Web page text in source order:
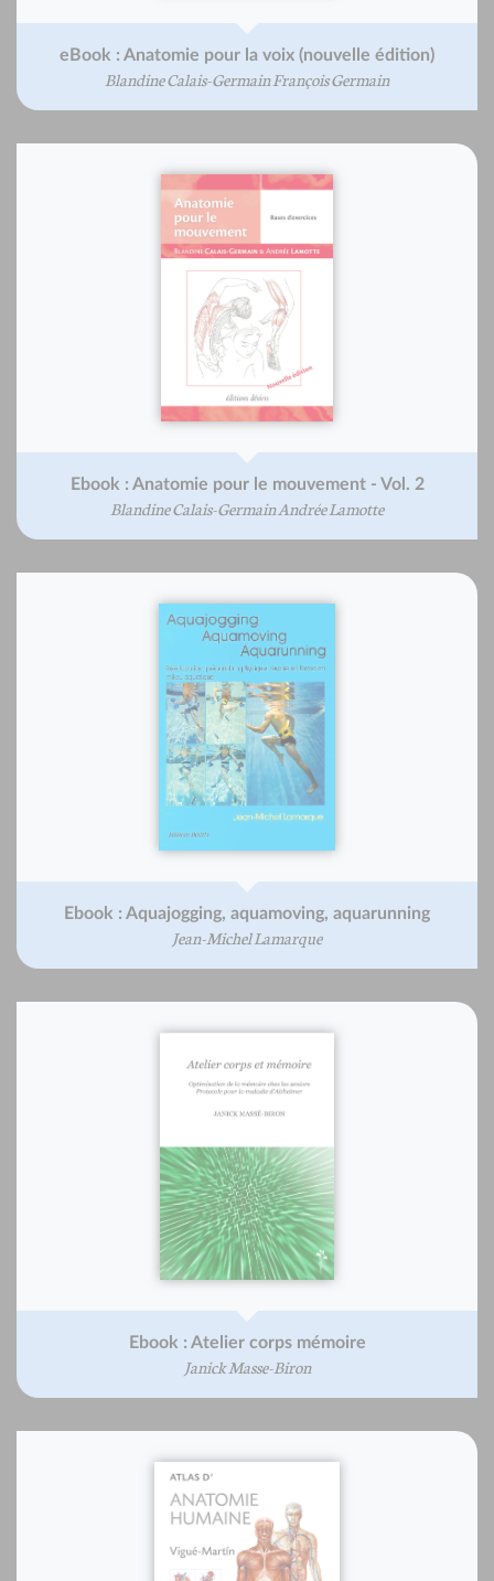
eBook : Anatomie pour la voix (nouvelle édition)
Blandine Calais-Germain François Germain
Ebook : Anatomie pour le mouvement - Vol. 2
Blandine Calais-Germain Andrée Lamotte
Ebook : Aquajogging, aquamoving, aquarunning
Jean-Michel Lamarque
Ebook : Atelier corps mémoire
Janick Masse-Biron